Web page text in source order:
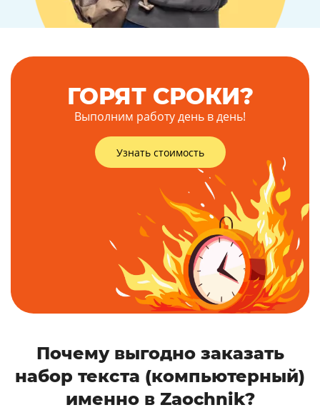
ГОРЯТ СРОКИ?
Выполним работу день в день!
Узнать стоимость
Почему выгодно заказать
набор текста (компьютерный)
именно в Zaochnik?